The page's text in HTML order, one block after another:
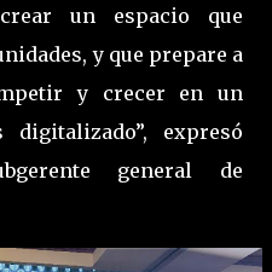
un espacio que
y que prepare a
y crecer en un
expresó
general de